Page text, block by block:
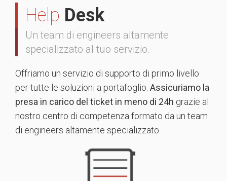
Help Desk
Un team di engineers altamente
specializzato al tuo servizio.
Offriamo un servizio di supporto di primo livello
per tutte le soluzioni a portafoglio. Assicuriamo la
presa in carico del ticket in meno di 24h grazie al
nostro centro di competenza formato da un team
di engineers altamente specializzato.